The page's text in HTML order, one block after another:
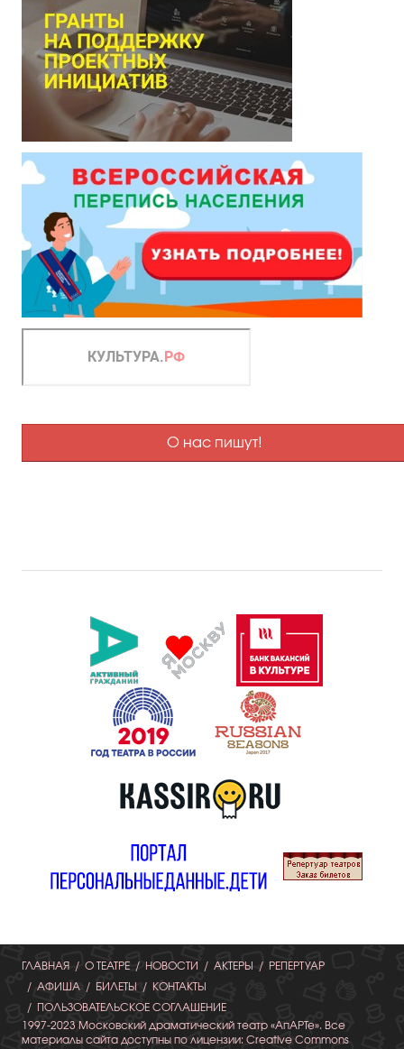
О нас пишут!
ГЛАВНАЯ О ТЕАТРЕ НОВОСТИ АКТЕРЫ
РЕПЕРТУАР
АФИША
БИЛЕТЫ
КОНТАКТЫ
ПОЛЬЗОВАТЕЛЬСКОЕ СОГЛАШЕНИЕ
1997-2023 Московский драматический театр «АпАРТе». Все
материалы сайта доступны по лицензии: Creative Commons